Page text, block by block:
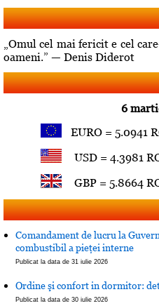
„Omul cel mai fericit e cel
oameni.” — Denis Diderot
6
EURO = 5.0941
USD = 4.3981
GBP = 5.8664
Comandament de lucru la
combustibil a pieţei interne
Publicat la data de 31 iulie 2026
Ordine şi confort in dormitor:
Publicat la data de 30 iulie 2026